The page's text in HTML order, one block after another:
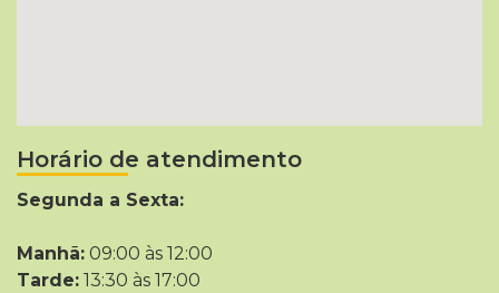
Horário de atendimento
Segunda a Sexta:
Manhã: 09:00 às 12:00
Tarde: 13:30 às 17:00